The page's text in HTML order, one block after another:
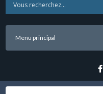
Menu principal